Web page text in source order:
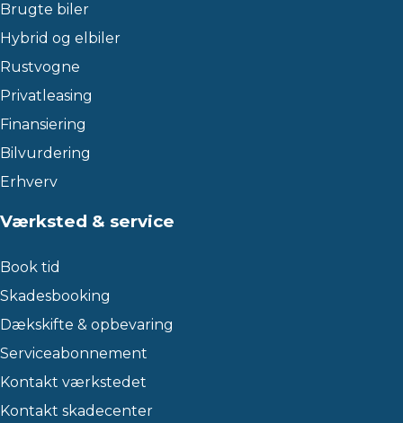
Brugte biler
Hybrid og elbiler
Rustvogne
Privatleasing
Finansiering
Bilvurdering
Erhverv
Værksted & service
Book tid
Skadesbooking
Dækskifte & opbevaring
Serviceabonnement
Kontakt værkstedet
Kontakt skadecenter